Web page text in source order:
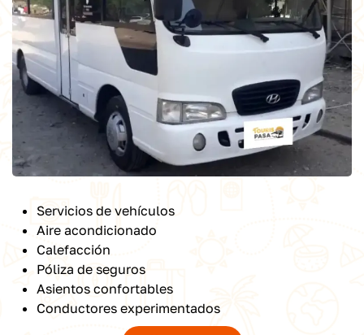
Servicios de vehículos
Aire acondicionado
Calefacción
Póliza de seguros
Asientos confortables
Conductores experimentados